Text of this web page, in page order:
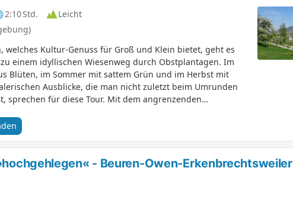
2:10 Std.
Leicht
welches Kultur-Genuss für Groß und Klein bietet, geht es
einem idyllischen Wiesenweg durch Obstplantagen. Im
Blüten, im Sommer mit sattem Grün und im Herbst mit
Ausblicke, die man nicht zuletzt beim Umrunden
sprechen für diese Tour. Mit dem angrenzenden
Fels, die stattliche Burg Hohenneuffen und bei guter
finden vor allem an den zotteligen schottischen
wechselnder Weide um den Engelberg und das
beim Wandern schöne visuelle Eindrücke genießen kann,
missen.
- Beuren-Owen-Erkenbrechtsweiler